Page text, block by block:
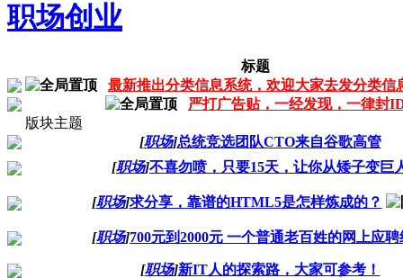
职场创业
标题
最新推出分类信息系统，欢迎大家去发分类信
严打广告贴，一经发现，一律封
版块主题
[职场]总统竞选团队CTO来自谷歌高管
[职场]不喜勿喷，只要15天，让你从矮子变巨
[职场]求分享，靠谱的HTML5是怎样炼成的？
[职场]700元到2000元 一个普通老百姓的网上应聘
[职场]新IT人的探索路，大家可参考！